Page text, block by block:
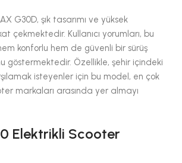
G30D, şık tasarımı ve yüksek
çekmektedir. Kullanıcı yorumları, bu
konforlu hem de güvenli bir sürüş
göstermektedir. Özellikle, şehir içindeki
isteyenler için bu model, en çok
markaları arasında yer almayı
Elektrikli Scooter